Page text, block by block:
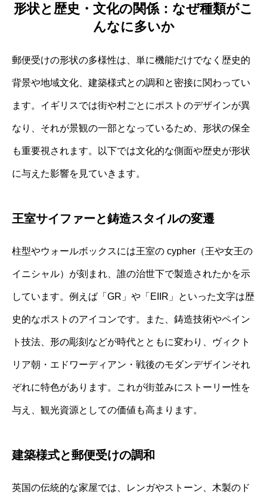
形状と歴史・文化の関係：なぜ種類がこ
んなに多いか
郵便受けの形状の多様性は、単に機能だけでなく歴史的
背景や地域文化、建築様式との調和と密接に関わってい
ます。イギリスでは街や村ごとにポストのデザインが異
なり、それが景観の一部となっているため、形状の保全
も重要視されます。以下では文化的な側面や歴史が形状
に与えた影響を見ていきます。
王室サイファーと鋳造スタイルの変遷
柱型やウォールボックスには王室の cypher（王や女王の
イニシャル）が刻まれ、誰の治世下で製造されたかを示
しています。例えば「GR」や「EIIR」といった文字は歴
史的なポストのアイコンです。また、鋳造技術やペイン
ト技法、形の彫刻などが時代とともに変わり、ヴィクト
リア朝・エドワーディアン・戦後のモダンデザインそれ
ぞれに特色があります。これが街並みにストーリー性を
与え、観光資源としての価値も高まります。
建築様式と郵便受けの調和
英国の伝統的な家屋では、レンガやストーン、木製のド